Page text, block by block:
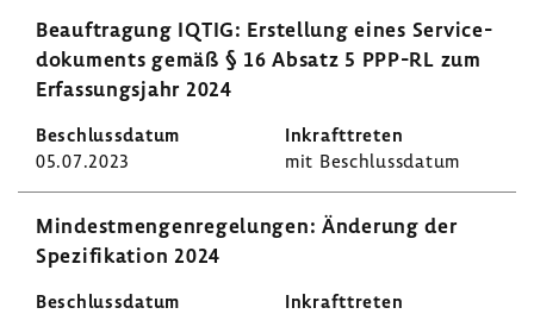
Beauf­tra­gung IQTIG: Erstel­lung eines Servi­ce­
do­ku­ments gemäß § 16 Absatz 5 PPP-RL zum
Erfas­sungs­jahr 2024
05.07.2023 mit Beschluss­datum
Mindest­men­gen­re­ge­lungen: Ände­rung der
Spezi­fi­ka­tion 2024